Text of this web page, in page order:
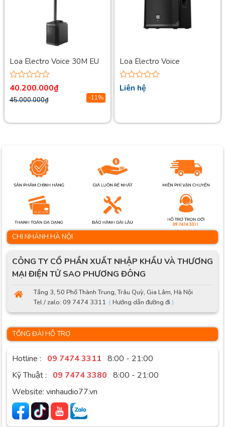
-11%
Loa Electro Voice 30M EU
Được
hạng
sao
40.200.000₫
45.000.000₫
Loa Electro Voice
EKX12SAB
Được
sao
Liên hệ
CHI NHÁNH HÀ NỘI
CÔNG TY CỔ PHẦN XUẤT NHẬP KHẨU VÀ THƯƠNG
MẠI ĐIỆN TỬ SAO PHƯƠNG ĐÔNG
Tầng 3, 50 Phố Thành Trung, Trâu Quỳ, Gia Lâm, Hà Nội
Tel / zalo: 09 7474 3311 ( Hướng dẫn đường đi )
TỔNG ĐÀI HỖ TRỢ
Hotline : 09 7474 3311 8:00 - 21:00
Kỹ Thuật : 09 7474 3380 8:00 - 21:00
Website: vinhaudio77.vn